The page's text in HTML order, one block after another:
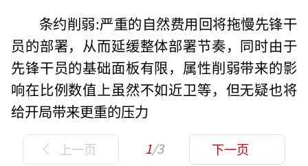
条约削弱:严重的自然费用回将拖慢先锋干
员的部署，从而延缓整体部署节奏，同时由于
先锋干员的基础面板有限，属性削弱带来的影
响在比例数值上虽然不如近卫等，但无疑也将
给开局带来更重的压力
上一页 1/3 下一页